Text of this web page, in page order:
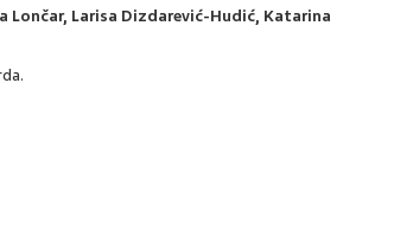
Lončar, Larisa Dizdarević-Hudić, Katarina